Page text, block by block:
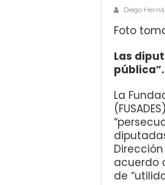
Diego
Foto
Las
pública”.
La
acuerdo
de